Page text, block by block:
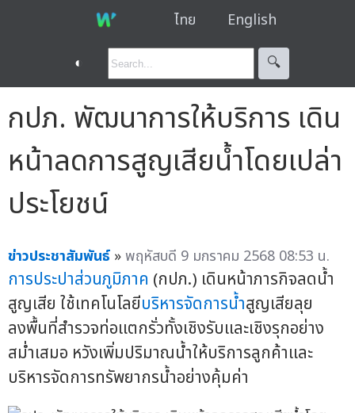
ไทย English
◐ 🔍︎
กปภ. พัฒนาการให้บริการ เดิน
หน้าลดการสูญเสียน้ำโดยเปล่า
ประโยชน์
ข่าวประชาสัมพันธ์ »พฤหัสบดี 9 มกราคม 2568 08:53 น.
การประปาส่วนภูมิภาค (กปภ.) เดินหน้าภารกิจลดน้ำ
สูญเสีย ใช้เทคโนโลยีบริหารจัดการน้ำสูญเสียลุย
ลงพื้นที่สำรวจท่อแตกรั่วทั้งเชิงรับและเชิงรุกอย่าง
สม่ำเสมอ หวังเพิ่มปริมาณน้ำให้บริการลูกค้าและ
บริหารจัดการทรัพยากรน้ำอย่างคุ้มค่า